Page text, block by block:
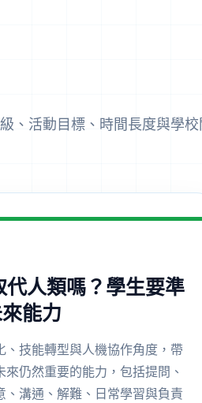
、活動目標、時間長度與學
代人類嗎？學生要準
能力
、技能轉型與人機協作角度，帶
來仍然重要的能力，包括提問、
、溝通、解難、日常學習與負責